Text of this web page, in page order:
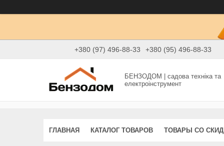
+380 (97) 496-88-33 +380 (95) 496-88-33
БЕНЗОДОМ | садова техніка та
електроінструмент
ГЛАВНАЯ КАТАЛОГ ТОВАРОВ ТОВАРЫ СО